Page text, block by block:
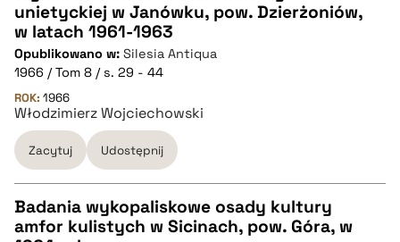
CZYSTY TEKST
pobierz cytat
BIBTEX
pobierz cytat
unietyckiej w Janówku, pow. Dzierżoniów,
w latach 1961-1963
Opublikowano w: Silesia Antiqua
1966 / Tom 8 / s. 29 - 44
ROK: 1966
Włodzimierz Wojciechowski
Zacytuj Udostępnij
Badania wykopaliskowe osady kultury
amfor kulistych w Sicinach, pow. Góra, w